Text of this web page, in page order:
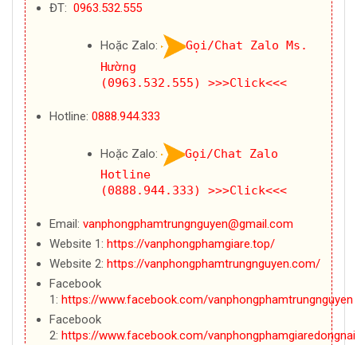
ĐT: 0963.532.555
Hoặc Zalo:
Gọi/Chat Zalo Ms.
Hường
(0963.532.555)
>>>Click<<<
Hotline: 0888.944.333
Hoặc Zalo:
Gọi/Chat Zalo
Hotline
(0888.944.333)
>>>Click<<<
Email: vanphongphamtrungnguyen@gmail.com
Website 1: https://vanphongphamgiare.top/
Website 2: https://vanphongphamtrungnguyen.com/
Facebook
1: https://www.facebook.com/vanphongphamtrungnguyen
Facebook
2: https://www.facebook.com/vanphongphamgiaredongnai